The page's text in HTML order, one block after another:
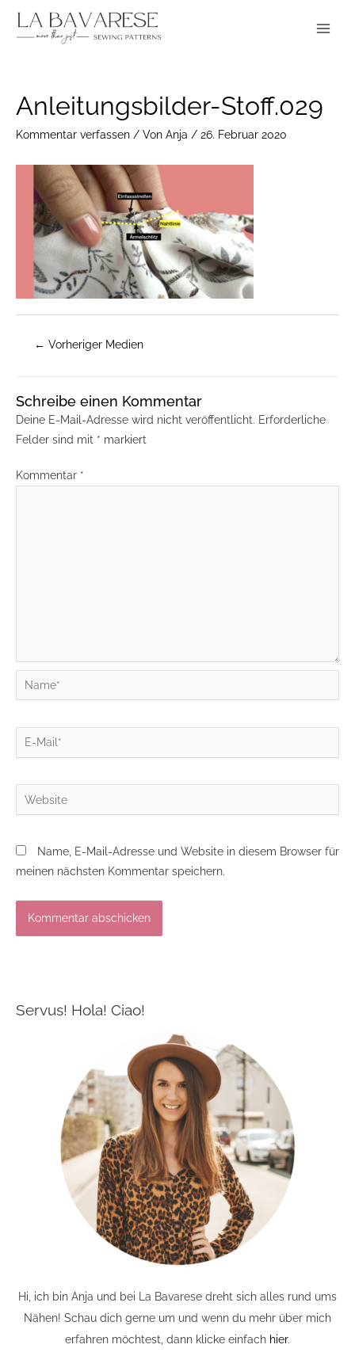
Inhalt
Anleitungsbilder-Stoff.029
Kommentar verfassen / Von Anja / 26. Februar 2020
navigation
← Vorheriger Medien
Schreibe einen Kommentar
Deine E-Mail-Adresse wird nicht veröffentlicht. Erforderliche
Felder sind mit * markiert
Kommentar *
Name*
E-
Mail*
Website
Name, E-Mail-Adresse und Website in diesem Browser für
meinen nächsten Kommentar speichern.
Servus! Hola! Ciao!
Hi, ich bin Anja und bei La Bavarese dreht sich alles rund ums
Nähen! Schau dich gerne um und wenn du mehr über mich
erfahren möchtest, dann klicke einfach hier.